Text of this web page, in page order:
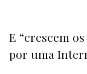
E “crescem
por uma